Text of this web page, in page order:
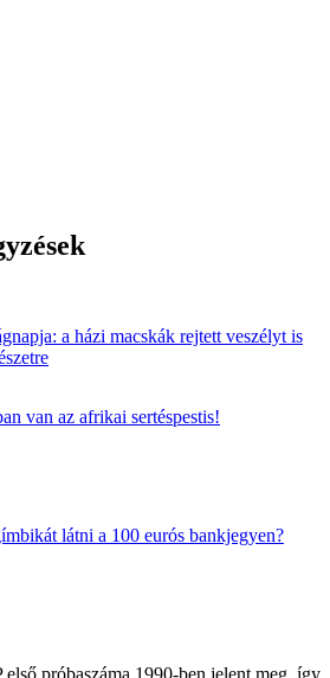
a házi macskák rejtett veszélyt is
van az afrikai sertéspestis!
látni a 100 eurós bankjegyen?
próbaszáma 1990-ben jelent meg, így